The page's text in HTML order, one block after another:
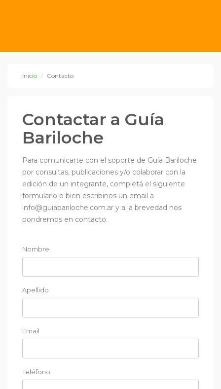
Inicio Contacto
Contactar a Guía
Bariloche
Para comunicarte con el soporte de Guía Bariloche
por consultas, publicaciones y/o colaborar con la
edición de un integrante, completá el siguiente
formulario o bien escribinos un email a
info@guiabariloche.com.ar y a la brevedad nos
pondremos en contacto.
Nombre
Apellido
Email
Teléfono